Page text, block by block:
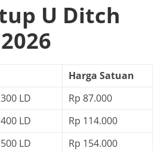
U Ditch
Harga Satuan
LD
Rp 87.000
LD
Rp 114.000
LD
Rp 154.000